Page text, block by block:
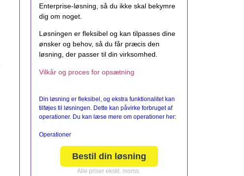
Enterprise-løsning, så du ikke skal bekymre
dig om noget.
Løsningen er fleksibel og kan tilpasses dine
ønsker og behov, så du får præcis den
løsning, der passer til din virksomhed.
Vilkår og proces for opsætning
Din løsning er fleksibel, og ekstra funktionalitet kan
tilføjes til løsningen. Dette kan påvirke forbruget af
operationer. Du kan læse mere om operationer her:
Operationer
Bestil din løsning
Alle priser ekskl. moms.